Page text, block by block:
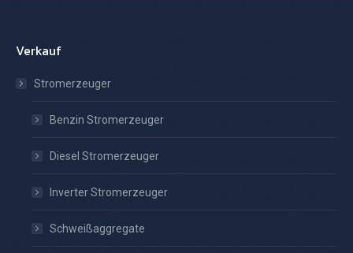
Verkauf
Stromerzeuger
Benzin Stromerzeuger
Diesel Stromerzeuger
Inverter Stromerzeuger
Schweißaggregate